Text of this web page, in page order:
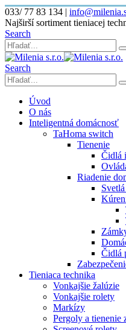
033/ 77 83 134 |
Najširší sortiment tieniacej
Search
Search
Úvod
O nás
Inteligentná domácnosť
TaHoma switch
Tienenie
Čidlá
Riadenie
Čidlá
Tieniaca technika
Vonkajšie žalúzie
Vonkajšie rolety
Markízy
Pergoly a tienenie